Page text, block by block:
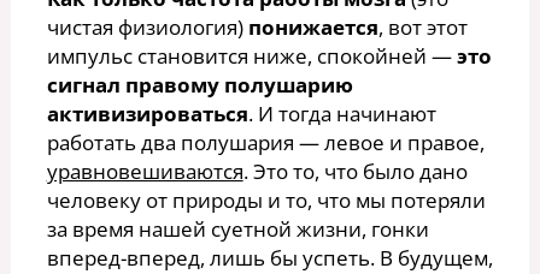
чистая физиология) понижается, вот этот
импульс становится ниже, спокойней —это
сигнал правому полушарию
активизироваться. И тогда начинают
работать два полушария — левое и правое,
уравновешиваются. Это то, что было дано
человеку от природы и то, что мы потеряли
за время нашей суетной жизни, гонки
вперед-вперед, лишь бы успеть. В будущем,